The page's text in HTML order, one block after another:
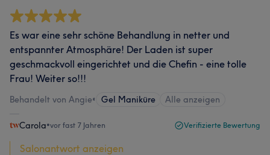
Es war eine sehr schöne Behandlung in netter und
entspannter Atmosphäre! Der Laden ist super
geschmackvoll eingerichtet und die Chefin - eine tolle
Frau! Weiter so!!!
Behandelt von Angie• Gel Maniküre Alle anzeigen
Carola•vor fast 7 Jahren Verifizierte Bewertung
Salonantwort anzeigen